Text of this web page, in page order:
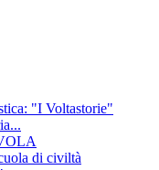
"I Voltastorie"
di civiltà